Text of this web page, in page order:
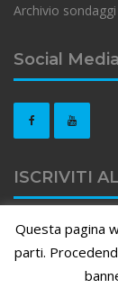
Archivio sondaggi
Social Media
ISCRIVITI
Clicca qui per
Questa pagina
parti.